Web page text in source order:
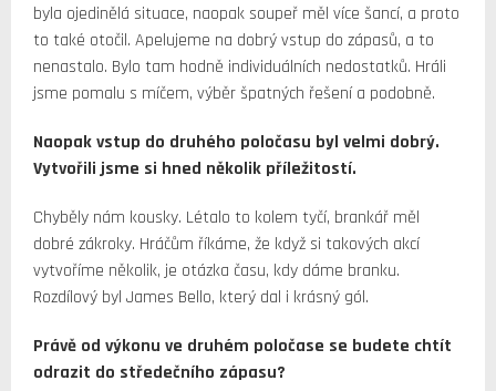
byla ojedinělá situace, naopak soupeř měl více šancí, a proto
to také otočil. Apelujeme na dobrý vstup do zápasů, a to
nenastalo. Bylo tam hodně individuálních nedostatků. Hráli
jsme pomalu s míčem, výběr špatných řešení a podobně.
Naopak vstup do druhého poločasu byl velmi dobrý.
Vytvořili jsme si hned několik příležitostí.
Chyběly nám kousky. Létalo to kolem tyčí, brankář měl
dobré zákroky. Hráčům říkáme, že když si takových akcí
vytvoříme několik, je otázka času, kdy dáme branku.
Rozdílový byl James Bello, který dal i krásný gól.
Právě od výkonu ve druhém poločase se budete chtít
odrazit do středečního zápasu?